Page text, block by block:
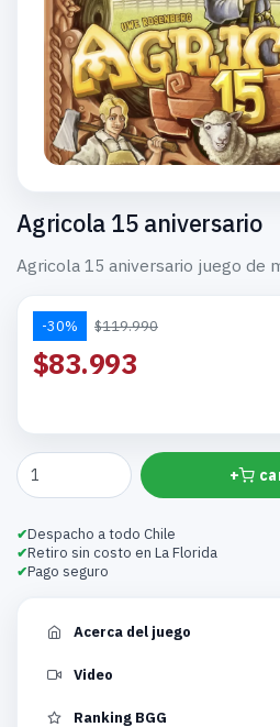
Agricola 15 aniversario
Agricola 15 aniversario juego de
-30% $119.990
$83.993
+
Despacho a todo Chile
Retiro sin costo en La Florida
Pago seguro
Acerca del juego
Video
Ranking BGG